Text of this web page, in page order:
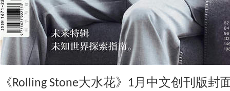
《Rolling Stone大水花》 1 月中文创刊版封